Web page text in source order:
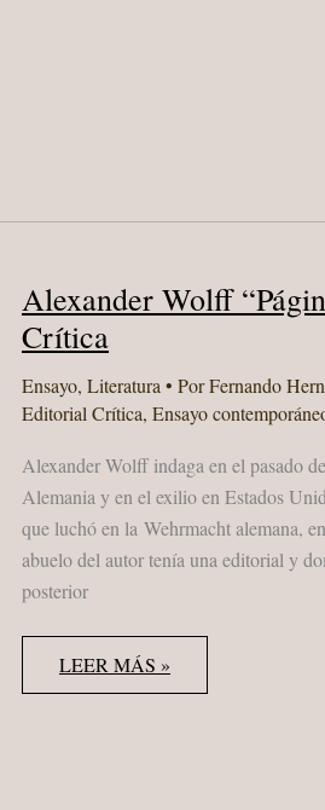
Alexander Wolff
Crítica
Ensayo, Literatura • PorFernando
Editorial Crítica, Ensayo
Alexander Wolff indaga en el pasado
Alemania y en el exilio en Estados
que luchó en la Wehrmacht alemana,
abuelo del autor tenía una editorial y
posterior
ALEXANDER
WOLFF
“PÁGINAS
LEER MÁS »